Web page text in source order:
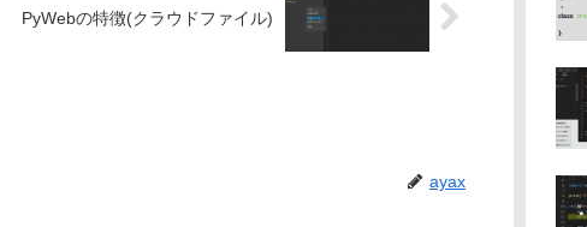
PyWebの特徴(クラウドファイル)
ayax